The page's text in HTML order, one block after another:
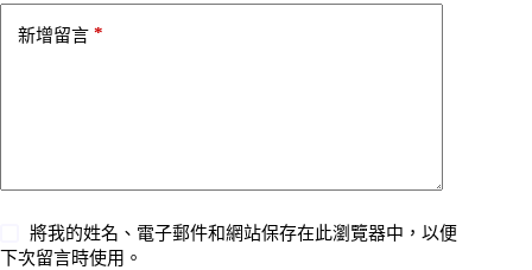
新增留言 *
將我的姓名、電子郵件和網站保存在此瀏覽器中，以便
下次留言時使用。